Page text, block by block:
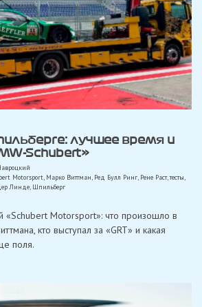
лучшее время и
Schubert»
Motorsport, Марко Виттман, Ред Булл Ринг, Рене Раст,тесты
Линде, Шпильберг
«Schubert Motorsport»: что произошло в
кто выступал за «GRT» и какая
поля.